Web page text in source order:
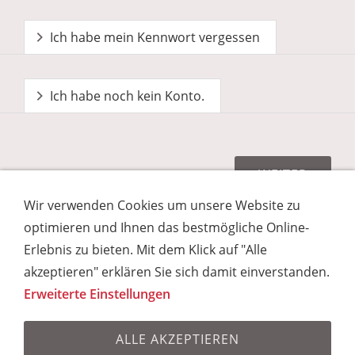
Ich habe mein Kennwort vergessen
Ich habe noch kein Konto.
Impressum Kontakt
Unsere AGB
Datenschutz gem. EU Datenschutz-
Grundverordnung
Datenschutz & Cookies
Newsletter bestellen
FAQ - Häufig gestellte
Fragen
Wir verwenden Cookies um unsere Website zu
optimieren und Ihnen das bestmögliche Online-
Erlebnis zu bieten. Mit dem Klick auf "Alle
akzeptieren" erklären Sie sich damit einverstanden.
Erweiterte Einstellungen
ALLE AKZEPTIEREN